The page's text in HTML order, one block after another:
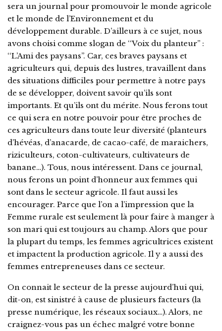
sera un journal pour promouvoir le monde agricole
et le monde de l’Environnement et du
développement durable. D’ailleurs à ce sujet, nous
avons choisi comme slogan de ‘‘Voix du planteur’’ :
‘‘L’Ami des paysans’’. Car, ces braves paysans et
agriculteurs qui, depuis des lustres, travaillent dans
des situations difficiles pour permettre à notre pays
de se développer, doivent savoir qu’ils sont
importants. Et qu’ils ont du mérite. Nous ferons tout
ce qui sera en notre pouvoir pour être proches de
ces agriculteurs dans toute leur diversité (planteurs
d’hévéas, d’anacarde, de cacao-café, de maraichers,
riziculteurs, coton-cultivateurs, cultivateurs de
banane…). Tous, nous intéressent. Dans ce journal,
nous ferons un point d’honneur aux femmes qui
sont dans le secteur agricole. Il faut aussi les
encourager. Parce que l’on a l’impression que la
Femme rurale est seulement là pour faire à manger à
son mari qui est toujours au champ. Alors que pour
la plupart du temps, les femmes agricultrices existent
et impactent la production agricole. Il y a aussi des
femmes entrepreneuses dans ce secteur.
On connait le secteur de la presse aujourd’hui qui,
dit-on, est sinistré à cause de plusieurs facteurs (la
presse numérique, les réseaux sociaux…). Alors, ne
craignez-vous pas un échec malgré votre bonne